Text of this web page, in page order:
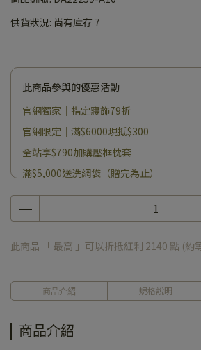
供貨狀況: 尚有庫存 7
此商品參與的優惠活動
官網獨家｜指定寢飾79折
官網限定｜滿$6000現抵$300
全站享$790加購壓框枕套
滿$5,000送洗網袋（贈完為止）
此商品 「 最高 」可以折抵紅利 2140 點 (約
商品介紹 規格說明
商品介紹